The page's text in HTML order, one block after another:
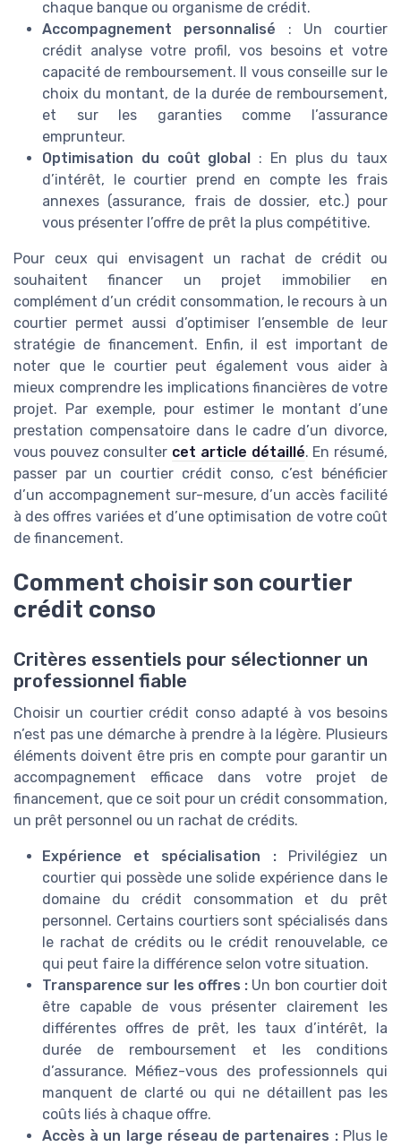
chaque banque ou organisme de crédit.
Accompagnement personnalisé : Un courtier
crédit analyse votre profil, vos besoins et votre
capacité de remboursement. Il vous conseille sur le
choix du montant, de la durée de remboursement,
et sur les garanties comme l’assurance
emprunteur.
Optimisation du coût global : En plus du taux
d’intérêt, le courtier prend en compte les frais
annexes (assurance, frais de dossier, etc.) pour
vous présenter l’offre de prêt la plus compétitive.
Pour ceux qui envisagent un rachat de crédit ou
souhaitent financer un projet immobilier en
complément d’un crédit consommation, le recours à un
courtier permet aussi d’optimiser l’ensemble de leur
stratégie de financement. Enfin, il est important de
noter que le courtier peut également vous aider à
mieux comprendre les implications financières de votre
projet. Par exemple, pour estimer le montant d’une
prestation compensatoire dans le cadre d’un divorce,
vous pouvez consulter cet article détaillé. En résumé,
passer par un courtier crédit conso, c’est bénéficier
d’un accompagnement sur-mesure, d’un accès facilité
à des offres variées et d’une optimisation de votre coût
de financement.
Comment choisir son courtier
crédit conso
Critères essentiels pour sélectionner un
professionnel fiable
Choisir un courtier crédit conso adapté à vos besoins
n’est pas une démarche à prendre à la légère. Plusieurs
éléments doivent être pris en compte pour garantir un
accompagnement efficace dans votre projet de
financement, que ce soit pour un crédit consommation,
un prêt personnel ou un rachat de crédits.
Expérience et spécialisation :Privilégiez un
courtier qui possède une solide expérience dans le
domaine du crédit consommation et du prêt
personnel. Certains courtiers sont spécialisés dans
le rachat de crédits ou le crédit renouvelable, ce
qui peut faire la différence selon votre situation.
Transparence sur les offres : Un bon courtier doit
être capable de vous présenter clairement les
différentes offres de prêt, les taux d’intérêt, la
durée de remboursement et les conditions
d’assurance. Méfiez-vous des professionnels qui
manquent de clarté ou qui ne détaillent pas les
coûts liés à chaque offre.
Accès à un large réseau de partenaires :Plus le